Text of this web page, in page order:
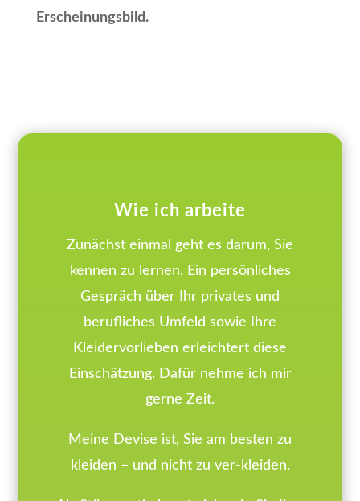
Erscheinungsbild.
Wie ich arbeite
Zunächst einmal geht es darum, Sie
kennen zu lernen. Ein persönliches
Gespräch über Ihr privates und
berufliches Umfeld sowie Ihre
Kleidervorlieben erleichtert diese
Einschätzung. Dafür nehme ich mir
gerne Zeit.
Meine Devise ist, Sie am besten zu
kleiden – und nicht zu ver-kleiden.